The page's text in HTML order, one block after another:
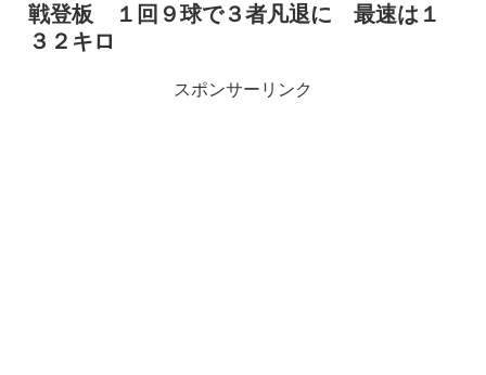
戦登板 １回９球で３者凡退に 最速は１
３２キロ
スポンサーリンク